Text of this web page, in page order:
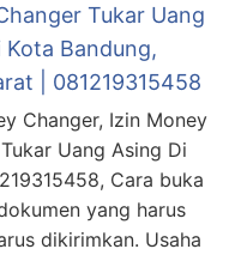
Tukar Uang
Kota Bandung,
| 081219315458
Changer, Izin Money
Uang Asing Di
Cara buka
yang harus
dikirimkan. Usaha